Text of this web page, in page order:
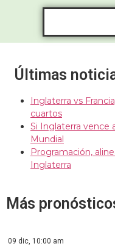
Últimas
Inglaterra vs
cuartos
Si Inglaterra vence
Mundial
Programación,
Inglaterra
Más
09 dic, 10:00 am